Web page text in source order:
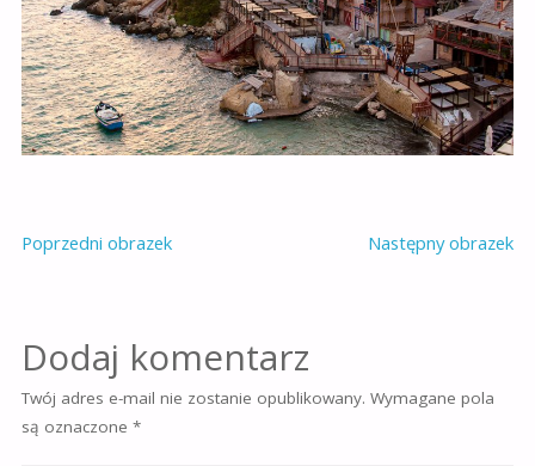
Poprzedni obrazek Następny obrazek
Dodaj komentarz
Twój adres e-mail nie zostanie opublikowany. Wymagane pola
są oznaczone *